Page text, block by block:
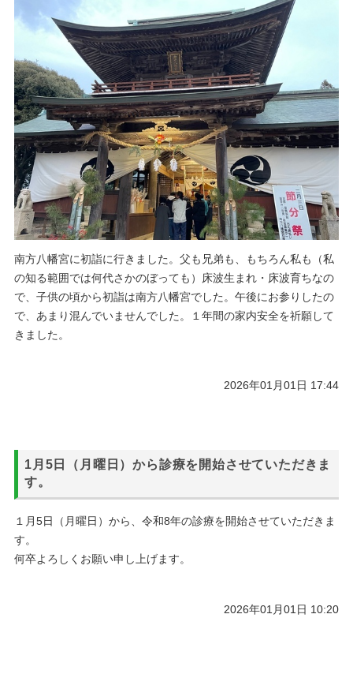
南方八幡宮に初詣に行きました。父も兄弟も、もちろん私も（私
の知る範囲では何代さかのぼっても）床波生まれ・床波育ちなの
で、子供の頃から初詣は南方八幡宮でした。午後にお参りしたの
で、あまり混んでいませんでした。１年間の家内安全を祈願して
きました。
2026年01月01日 17:44
1月5日（月曜日）から診療を開始させていただきま
す。
１月5日（月曜日）から、令和8年の診療を開始させていただきま
す。
何卒よろしくお願い申し上げます。
2026年01月01日 10:20